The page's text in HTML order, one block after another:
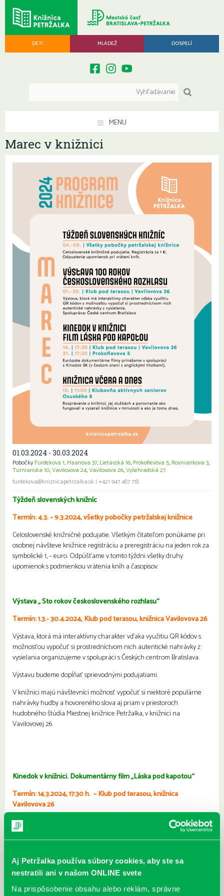
Aj Petržalka používa súbory cookies, aby ste sa
nestratili ani v našom ONLINE svete
Na prispôsobenie obsahu alebo reklám, správne
DETI MLÁDEŽ DOSPELÍ
MENU
Marec v knižnici
01.03.2024 - 30.03.2024
Pobočky Furdekova 1, Haanova 37, Lietavská 16, Prokofievova 5, Rovniankova 3,
Turnianska 10,Vavilovova 24,Vavilovova 26,Vyšehradská 27
furdekova@kniznicapetrzalka.sk | +421 947 487 718
Týždeň slovenských knižníc
Termín: 4.3. – 9.3.2024, všetky pobočky petržalskej knižnice
Celoslovenské knižničné podujatie. Všetkým čitateľom ponúkame pri
osobnej návšteve knižnice registráciu a preregistráciu na jeden rok za
symbolické 1, – euro. Odpúšťame v tomto týždni všetky druhy
upomienok s podmienkou vrátenia kníh a časopisov.
Výstava „ Sto rokov československého rozhlasu“
Termín: 1.3.- 30.4.2024,Klub pod terasou, knižnica Vavilovova 26
Výstava, ktorá má interaktívny charakter vďaka využitiu QR kódov s
možnosťou vypočuť si prostredníctvom nich autentické nahrávky z
vysielania organizujeme v spolupráci s Českých centrom Bratislava.
Výstavu budeme dopĺňať sprievodnými podujatiami.
V knižnici majú návštevníci možnosť vypočuť si niektoré populárne
nahrávky hudby a hovoreného slova aj priam v priestoroch
hudobného štúdia Miestnej knižnice Petržalka, v knižnici na
Vavilovovej 26.
Kinedok v knižnici. Dokumentárny film „Láska pod kapotou“
Termín: 14.3.2024, 17:30 h. – Klub pod terasou, knižnica
Vavilovova 26
21.3.2024, 17:30 h. – knižnica Prokofievova 5
„Láska pod kapotou“ je príbehom odhodlaného 50-ročného Jaroslava,
po pokazenom manželstve vrátila nádej a chuť ísť ďalej. Jitka, oficiálne
najstaršia autokrosová jazdkyňa v Českej republike, by len ťažko našla
znovu stavia ojazdené pretekárske autá a spoločne dúfajú vo víťazstvo.